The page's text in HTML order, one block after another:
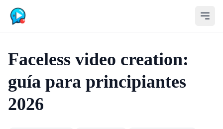
Faceless video creation:
guía para principiantes
2026